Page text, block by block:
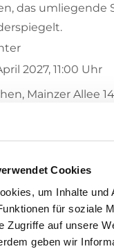
Cookies
um Inhalte und
für soziale
Zugriffe auf unsere
geben wir
2027, 11:00 Uhr
Mainzer Allee